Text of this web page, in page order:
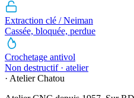
Extraction clé / Neiman
Cassée, bloquée, perdue
Crochetage antivol
Non destructif · atelier
· Atelier Chatou